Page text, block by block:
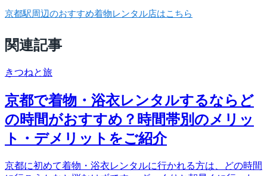
京都駅周辺のおすすめ着物レンタル店はこちら
関連記事
きつねと旅
京都で着物・浴衣レンタルするならど
の時間がおすすめ？時間帯別のメリッ
ト・デメリットをご紹介
京都に初めて着物・浴衣レンタルに行かれる方は、どの時間